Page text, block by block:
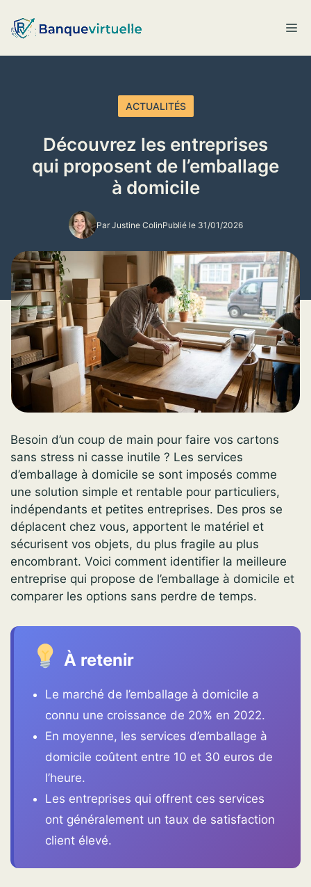
au
contenu
ACTUALITÉS
Découvrez les entreprises
qui proposent de l’emballage
à domicile
Par Justine ColinPublié le 31/01/2026
Besoin d’un coup de main pour faire vos cartons
sans stress ni casse inutile ? Les services
d’emballage à domicile se sont imposés comme
une solution simple et rentable pour particuliers,
indépendants et petites entreprises. Des pros se
déplacent chez vous, apportent le matériel et
sécurisent vos objets, du plus fragile au plus
encombrant. Voici comment identifier la meilleure
entreprise qui propose de l’emballage à domicile et
comparer les options sans perdre de temps.
À retenir
Le marché de l’emballage à domicile a
connu une croissance de 20% en 2022.
En moyenne, les services d’emballage à
domicile coûtent entre 10 et 30 euros de
l’heure.
Les entreprises qui offrent ces services
ont généralement un taux de satisfaction
client élevé.